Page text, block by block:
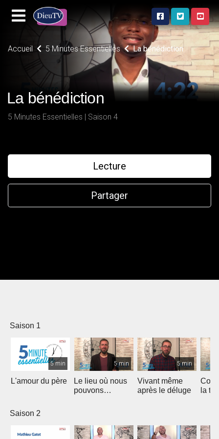
Accueil 5 Minutes Essentielles La bénédiction
La bénédiction
5 Minutes Essentielles | Saison 4
Lecture
Partager
Saison 1
5 min
L'amour du père
5 min
Le lieu où nous
pouvons
5 min
Vivant même
après le déluge
la
Saison 2